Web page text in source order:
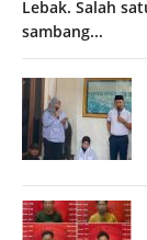
Lebak. Salah
sambang...